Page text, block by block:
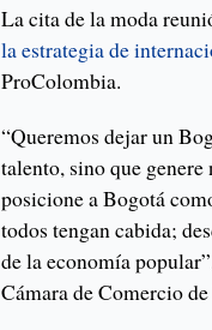
La cita de la moda
la estrategia de
ProColombia.
“Queremos dejar un
talento, sino que
posicione a Bogotá
todos tengan cabida;
de la economía
Cámara de Comercio